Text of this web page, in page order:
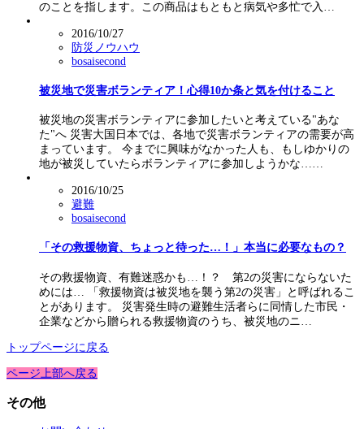
のことを指します。この商品はもともと病気や多忙で入…
2016/10/27
防災ノウハウ
bosaisecond
被災地で災害ボランティア！心得10か条と気を付けること
被災地の災害ボランティアに参加したいと考えている"あな
た"へ 災害大国日本では、各地で災害ボランティアの需要が高
まっています。 今までに興味がなかった人も、もしゆかりの
地が被災していたらボランティアに参加しようかな……
2016/10/25
避難
bosaisecond
「その救援物資、ちょっと待った…！」本当に必要なもの？
その救援物資、有難迷惑かも…！？ 第2の災害にならないた
めには… 「救援物資は被災地を襲う第2の災害」と呼ばれるこ
とがあります。 災害発生時の避難生活者らに同情した市民・
企業などから贈られる救援物資のうち、被災地のニ…
トップページに戻る
ページ上部へ戻る
その他